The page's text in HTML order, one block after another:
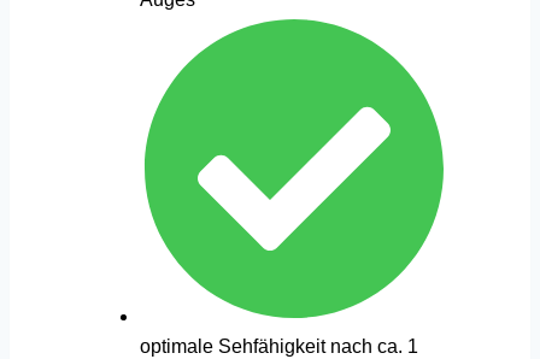
optimale Sehfähigkeit nach ca. 1